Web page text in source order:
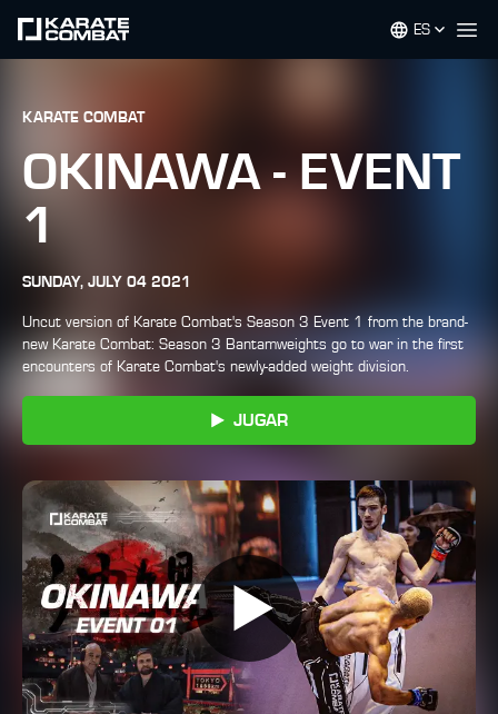
ES
KARATE COMBAT
OKINAWA - EVENT
1
SUNDAY, JULY 04 2021
Uncut version of Karate Combat's Season 3 Event 1 from the brand-
new Karate Combat: Season 3 Bantamweights go to war in the first
encounters of Karate Combat's newly-added weight division.
JUGAR